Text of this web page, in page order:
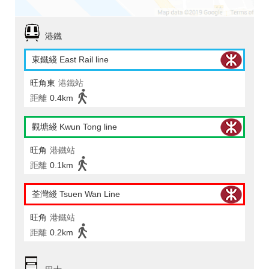
港鐵
東鐵綫 East Rail line
旺角東 港鐵站
距離 0.4km
觀塘綫 Kwun Tong line
旺角 港鐵站
距離 0.1km
荃灣綫 Tsuen Wan Line
旺角 港鐵站
距離 0.2km